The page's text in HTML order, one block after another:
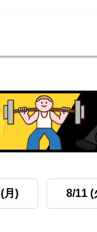
月) 8/11 (